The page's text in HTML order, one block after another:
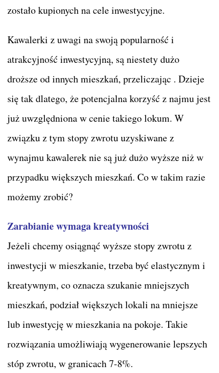
zostało kupionych na cele inwestycyjne.
Kawalerki z uwagi na swoją popularność i
atrakcyjność inwestycyjną, są niestety dużo
droższe od innych mieszkań, przeliczając . Dzieje
się tak dlatego, że potencjalna korzyść z najmu jest
już uwzględniona w cenie takiego lokum. W
związku z tym stopy zwrotu uzyskiwane z
wynajmu kawalerek nie są już dużo wyższe niż w
przypadku większych mieszkań. Co w takim razie
możemy zrobić?
Zarabianie wymaga kreatywności
Jeżeli chcemy osiągnąć wyższe stopy zwrotu z
inwestycji w mieszkanie, trzeba być elastycznym i
kreatywnym, co oznacza szukanie mniejszych
mieszkań, podział większych lokali na mniejsze
lub inwestycję w mieszkania na pokoje. Takie
rozwiązania umożliwiają wygenerowanie lepszych
stóp zwrotu, w granicach 7-8%.